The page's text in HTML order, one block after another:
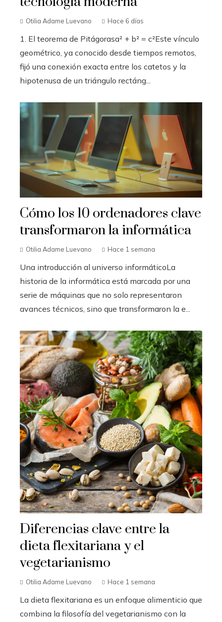
Otilia Adame Luevano Hace 6 días
1. El teorema de Pitágorasa² + b² = c²Este vínculo
geométrico, ya conocido desde tiempos remotos,
fijó una conexión exacta entre los catetos y la
hipotenusa de un triángulo rectáng...
Cómo los 10 ordenadores clave
transformaron la informática
Otilia Adame Luevano Hace 1 semana
Una introducción al universo informáticoLa
historia de la informática está marcada por una
serie de máquinas que no solo representaron
avances técnicos, sino que transformaron la e...
Diferencias clave entre la
dieta flexitariana y el
vegetarianismo
Otilia Adame Luevano Hace 1 semana
La dieta flexitariana es un enfoque alimenticio que
combina la filosofía del vegetarianismo con la